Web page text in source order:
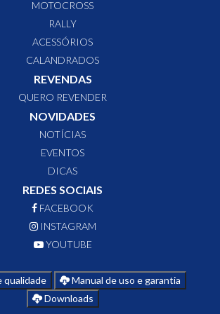
MOTOCROSS
RALLY
ACESSÓRIOS
CALANDRADOS
REVENDAS
QUERO REVENDER
NOVIDADES
NOTÍCIAS
EVENTOS
DICAS
REDES SOCIAIS
FACEBOOK
INSTAGRAM
YOUTUBE
qualidade
Manual de uso e garantia
Downloads